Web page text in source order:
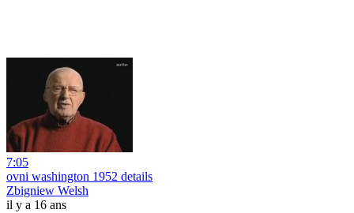
7:05
ovni washington 1952 details
Zbigniew Welsh
il y a 16 ans